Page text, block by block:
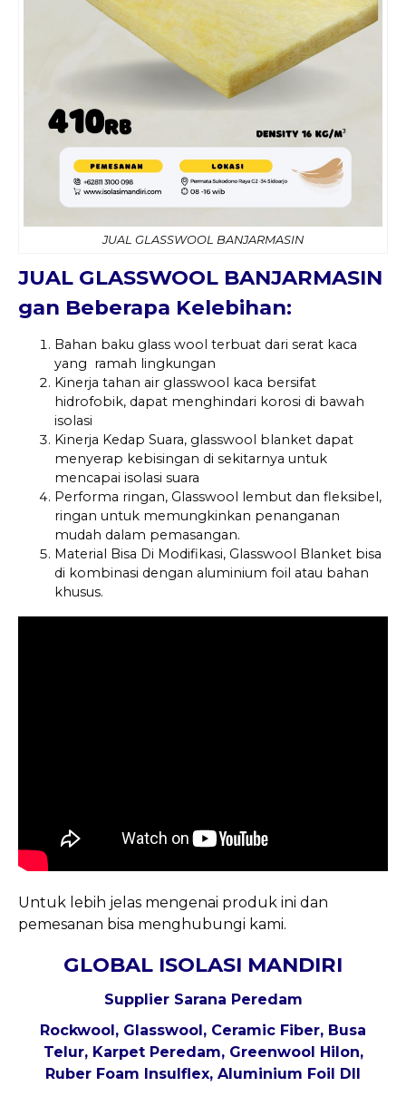
JUAL GLASSWOOL BANJARMASIN
JUAL GLASSWOOL BANJARMASIN
gan Beberapa Kelebihan:
Bahan baku glass wool terbuat dari serat kaca
yang ramah lingkungan
Kinerja tahan air glasswool kaca bersifat
hidrofobik, dapat menghindari korosi di bawah
isolasi
Kinerja Kedap Suara, glasswool blanket dapat
menyerap kebisingan di sekitarnya untuk
mencapai isolasi suara
Performa ringan, Glasswool lembut dan fleksibel,
ringan untuk memungkinkan penanganan
mudah dalam pemasangan.
Material Bisa Di Modifikasi, Glasswool Blanket bisa
di kombinasi dengan aluminium foil atau bahan
khusus.
Untuk lebih jelas mengenai produk ini dan
pemesanan bisa menghubungi kami.
GLOBAL ISOLASI MANDIRI
Supplier Sarana Peredam
Rockwool, Glasswool, Ceramic Fiber, Busa
Telur, Karpet Peredam, Greenwool Hilon,
Ruber Foam Insulflex, Aluminium Foil Dll